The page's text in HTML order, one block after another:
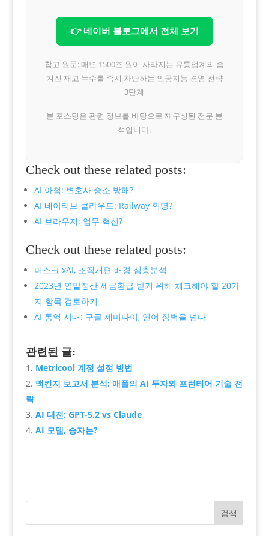
👉 네이버 블로그에서 전체 보기
참고 원문: 매년 1500조 원이 사라지는 유통업계의 숨
겨진 재고 누수를 즉시 차단하는 인공지능 경영 전략
3단계
본 포스팅은 관련 정보를 바탕으로 재구성된 전문 분
석입니다.
Check out these related posts:
AI 아첨: 변호사 승소 방해?
AI 네이티브 클라우드: Railway 혁명?
AI 브라우저: 업무 혁신?
Check out these related posts:
머스크 xAI, 조직개편 배경 심층분석
2023년 연말정산 세금환급 받기 위해 체크해야 할 20가
지 항목 검토하기
AI 통역 시대: 구글 제미나이, 언어 장벽을 넘다
관련된 글:
Metricool 계정 설정 방법
맥킨지 보고서 분석: 애플의 AI 투자와 프런티어 기술 전
략
AI 대전: GPT-5.2 vs Claude
AI 모델, 승자는?
검색